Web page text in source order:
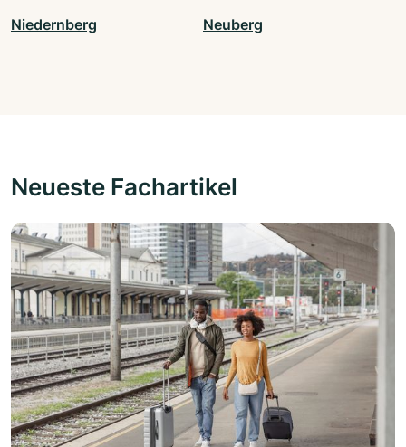
Niedernberg Neuberg
Neueste Fachartikel